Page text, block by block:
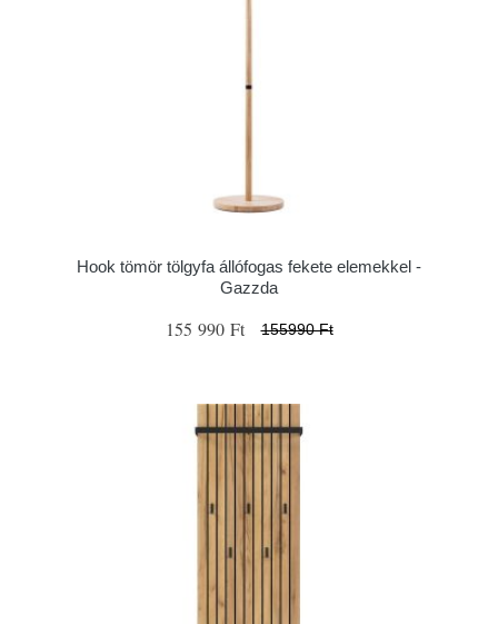
Hook tömör tölgyfa állófogas fekete elemekkel -
Gazzda
155 990 Ft 155990 Ft